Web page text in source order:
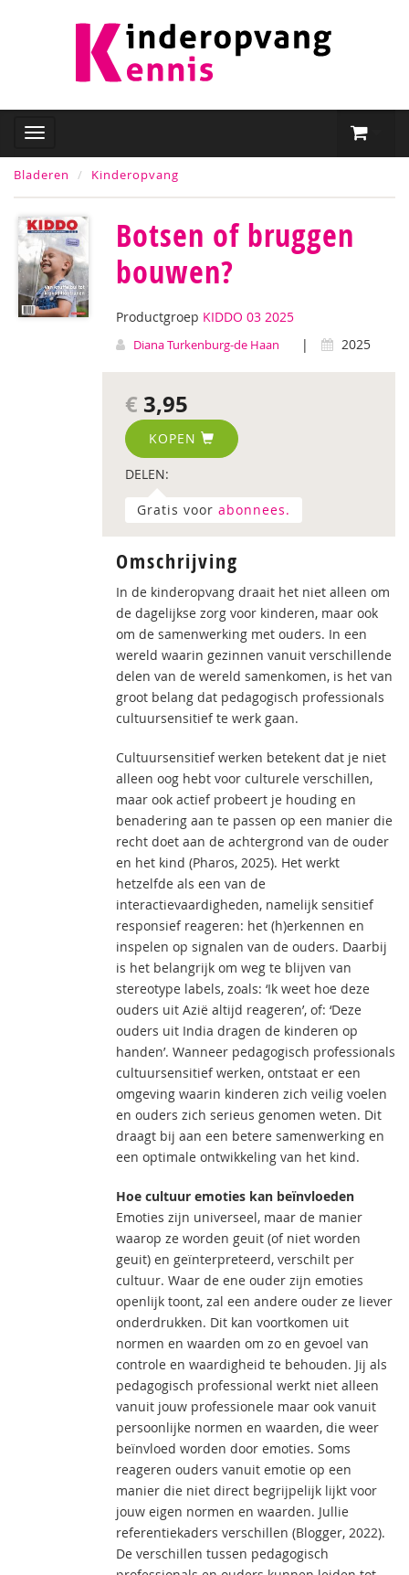
Bladeren Kinderopvang
Botsen of bruggen
bouwen?
Productgroep KIDDO 03 2025
Diana Turkenburg-de Haan | 2025
€ 3,95
KOPEN
DELEN:
Gratis voor abonnees.
Omschrijving
In de kinderopvang draait het niet alleen om
de dagelijkse zorg voor kinderen, maar ook
om de samenwerking met ouders. In een
wereld waarin gezinnen vanuit verschillende
delen van de wereld samenkomen, is het van
groot belang dat pedagogisch professionals
cultuursensitief te werk gaan.
Cultuursensitief werken betekent dat je niet
alleen oog hebt voor culturele verschillen,
maar ook actief probeert je houding en
benadering aan te passen op een manier die
recht doet aan de achtergrond van de ouder
en het kind (Pharos, 2025). Het werkt
hetzelfde als een van de
interactievaardigheden, namelijk sensitief
responsief reageren: het (h)erkennen en
inspelen op signalen van de ouders. Daarbij
is het belangrijk om weg te blijven van
stereotype labels, zoals: ‘Ik weet hoe deze
ouders uit Azië altijd reageren’, of: ‘Deze
ouders uit India dragen de kinderen op
handen’. Wanneer pedagogisch professionals
cultuursensitief werken, ontstaat er een
omgeving waarin kinderen zich veilig voelen
en ouders zich serieus genomen weten. Dit
draagt bij aan een betere samenwerking en
een optimale ontwikkeling van het kind.
Hoe cultuur emoties kan beïnvloeden
Emoties zijn universeel, maar de manier
waarop ze worden geuit (of niet worden
geuit) en geïnterpreteerd, verschilt per
cultuur. Waar de ene ouder zijn emoties
openlijk toont, zal een andere ouder ze liever
onderdrukken. Dit kan voortkomen uit
normen en waarden om zo en gevoel van
controle en waardigheid te behouden. Jij als
pedagogisch professional werkt niet alleen
vanuit jouw professionele maar ook vanuit
persoonlijke normen en waarden, die weer
beïnvloed worden door emoties. Soms
reageren ouders vanuit emotie op een
manier die niet direct begrijpelijk lijkt voor
jouw eigen normen en waarden. Jullie
referentiekaders verschillen (Blogger, 2022).
De verschillen tussen pedagogisch